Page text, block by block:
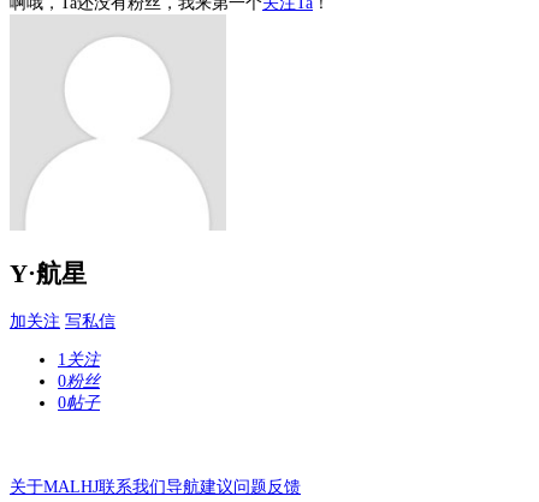
Y·航星
加关注 写私信
1 关注
0粉丝
0帖子
关于MALHJ联系我们导航建议问题反馈